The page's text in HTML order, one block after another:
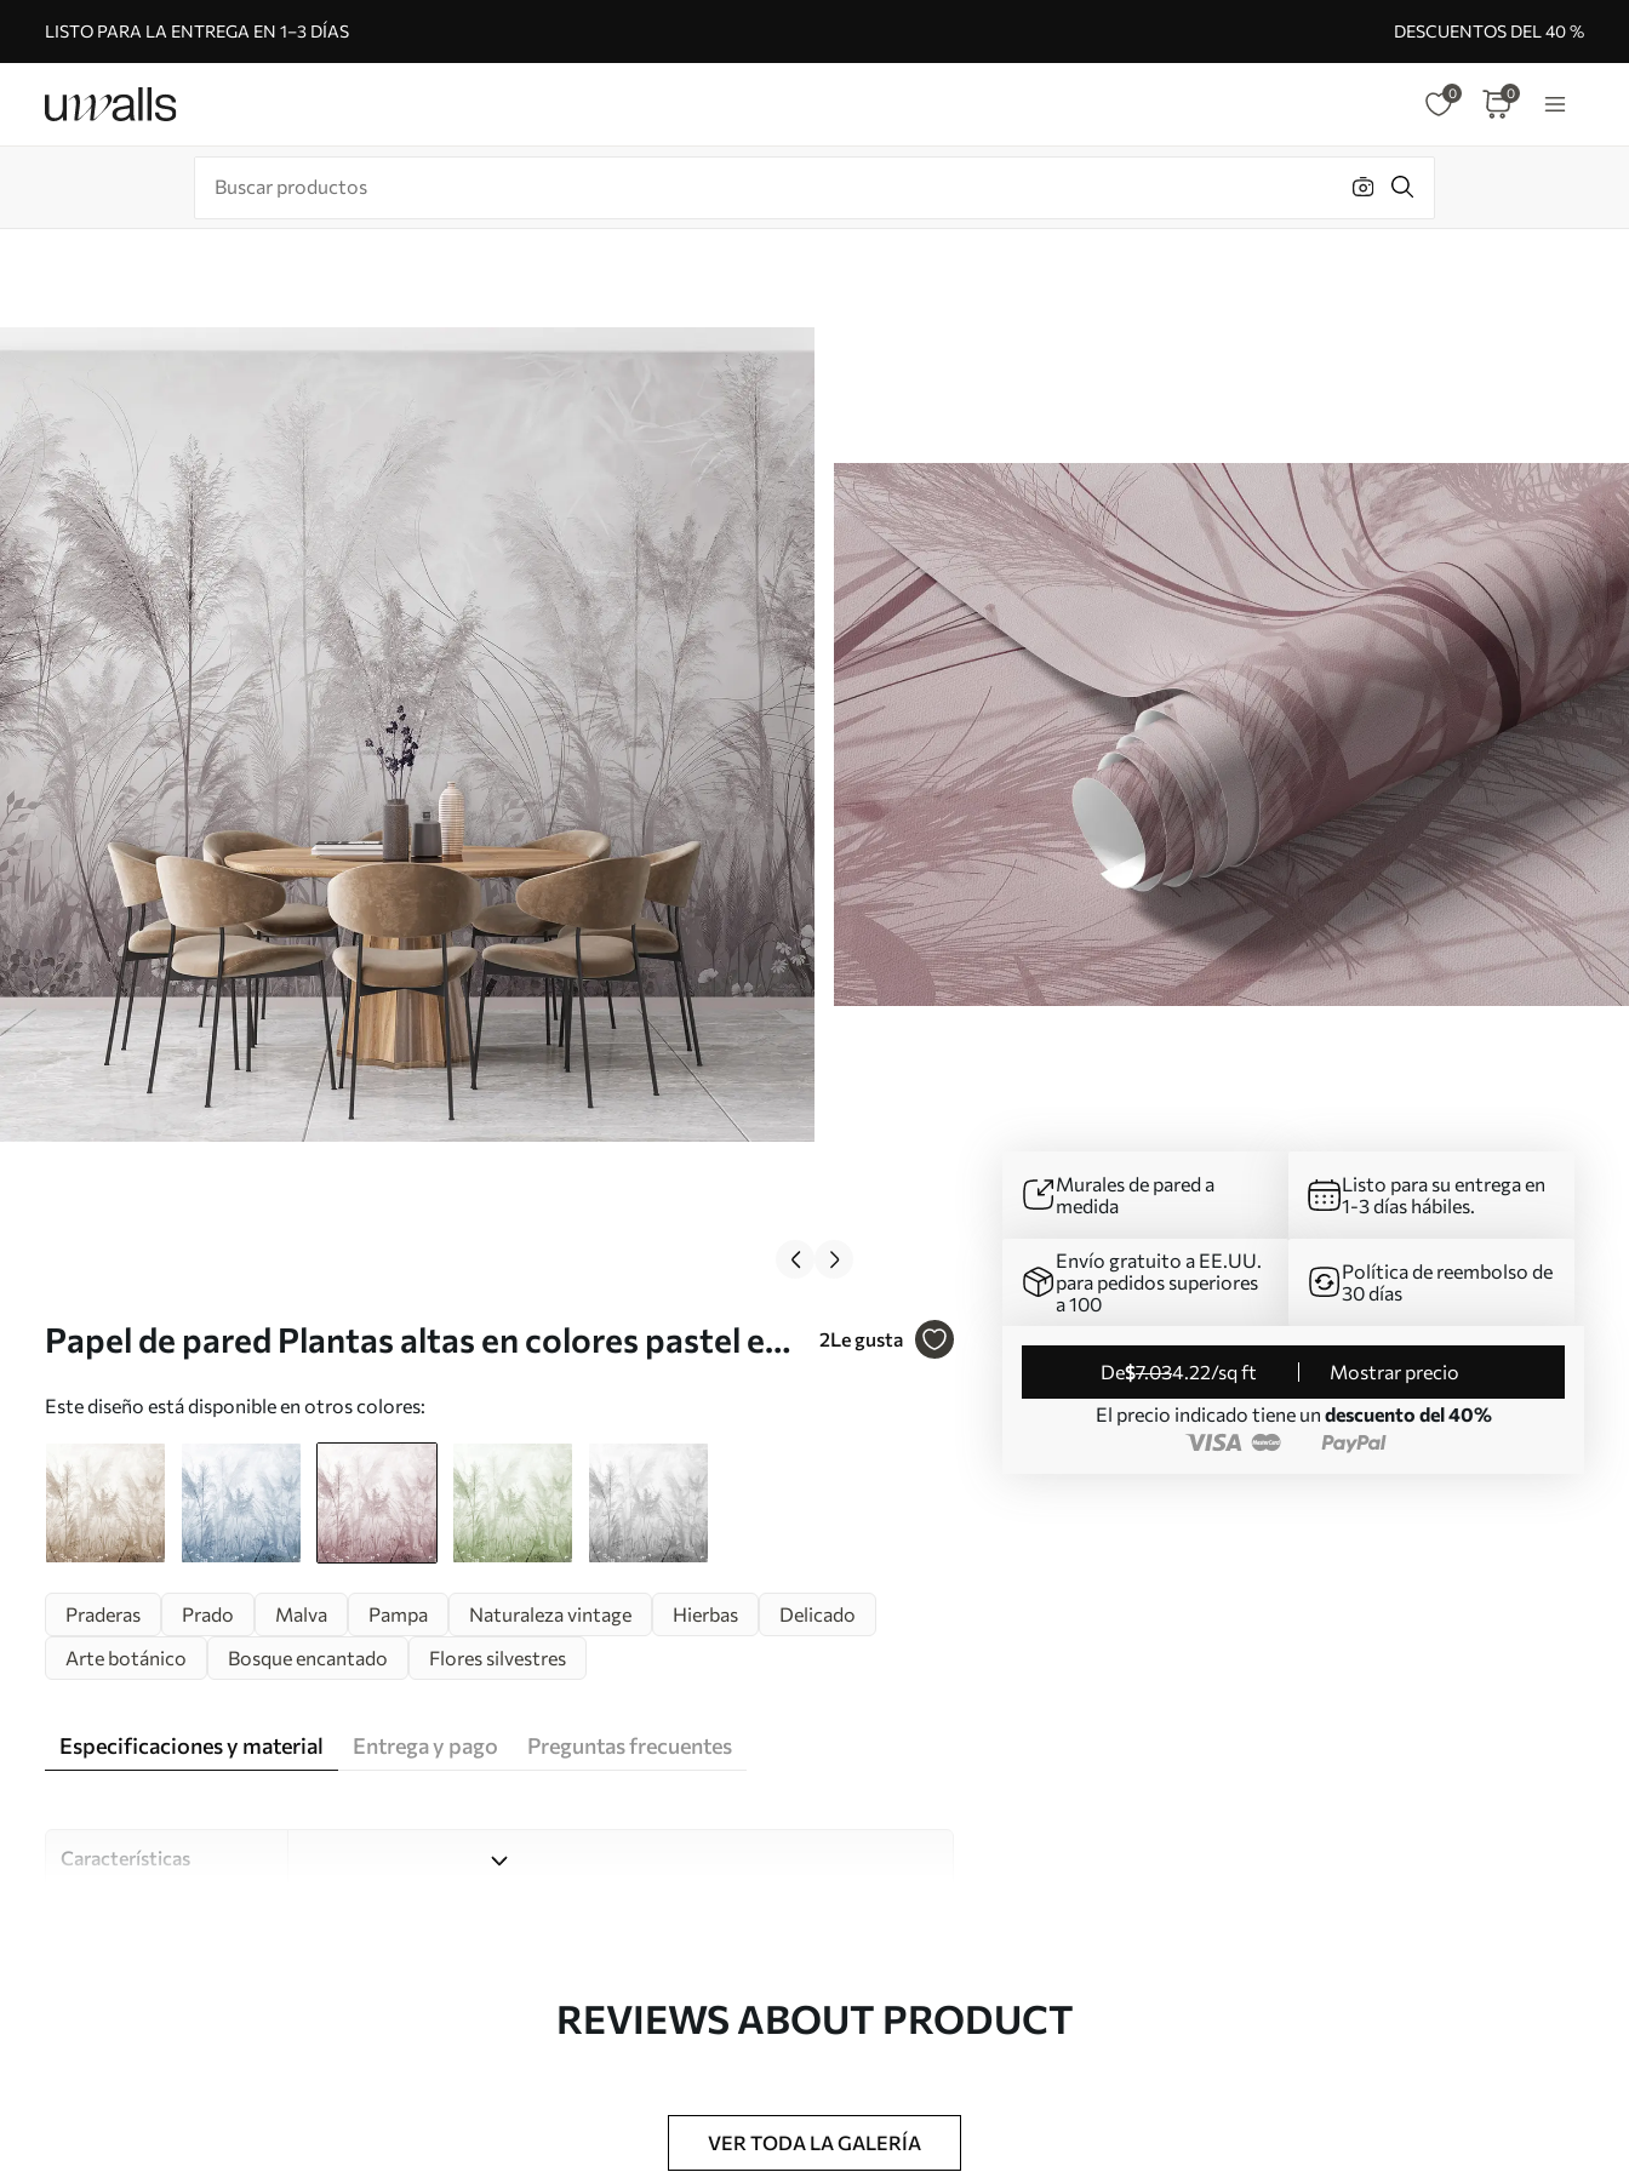
LISTO PARA LA ENTREGA EN 1–3 DÍAS DESCUENTOS DEL 40 %
0 0
Papel de pared Plantas altas en colores pastel en
2Le gusta
Este diseño está disponible en otros colores:
Murales de pared a
medida
Listo para su entrega en
1-3 días hábiles.
Envío gratuito a EE.UU.
para pedidos superiores
a 100
Política de reembolso de
30 días
de$7.034.22/sq ft
Mostrar precio
El precio indicado tiene un descuento del 40%
Praderas Prado Malva Pampa Naturaleza vintage Hierbas
Delicado
Arte botánico
Bosque encantado Flores silvestres
Especificaciones y material Entrega y pago Preguntas frecuentes
Características
Impreso bajo pedido y entregado en rollos de hasta 50 cm de ancho.
REVIEWS ABOUT PRODUCT
VER TODA LA GALERÍA